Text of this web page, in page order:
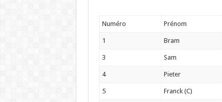
Numéro Prénom
1 Bram
3 Sam
4 Pieter
5 Franck (C)